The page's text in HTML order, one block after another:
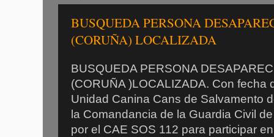
BUSQUEDA PERSONA
(CORUÑA) LOCALIZADA
BUSQUEDA PERSONA
(CORUÑA )LOCALIZADA. Con fecha
Unidad Canina Cans de Salvamento
la Comandancia de la Guardia Civil
por el CAE SOS 112 para participar